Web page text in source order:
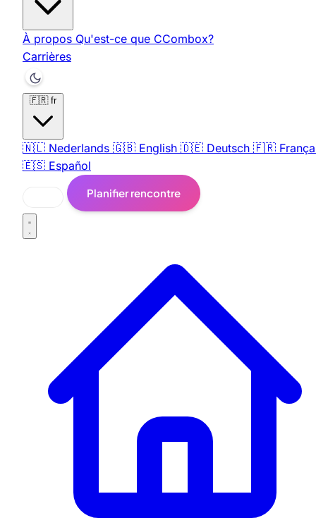
À propos Qu'est-ce que CCombox?
Carrières
🇫🇷 fr
🇳🇱 Nederlands 🇬🇧 English 🇩🇪 Deutsch 🇫🇷
🇪🇸 Español
Planifier rencontre